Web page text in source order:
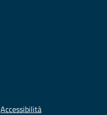
Accessibilità